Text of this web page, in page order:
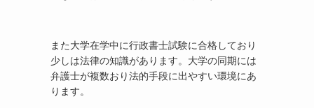
また大学在学中に行政書士試験に合格しており
少しは法律の知識があります。大学の同期には
弁護士が複数おり法的手段に出やすい環境にあ
ります。